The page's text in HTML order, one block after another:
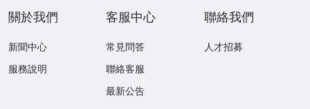
關於我們
新聞中心
服務說明
客服中心
常見問答
聯絡客服
最新公告
聯絡我們
人才招募